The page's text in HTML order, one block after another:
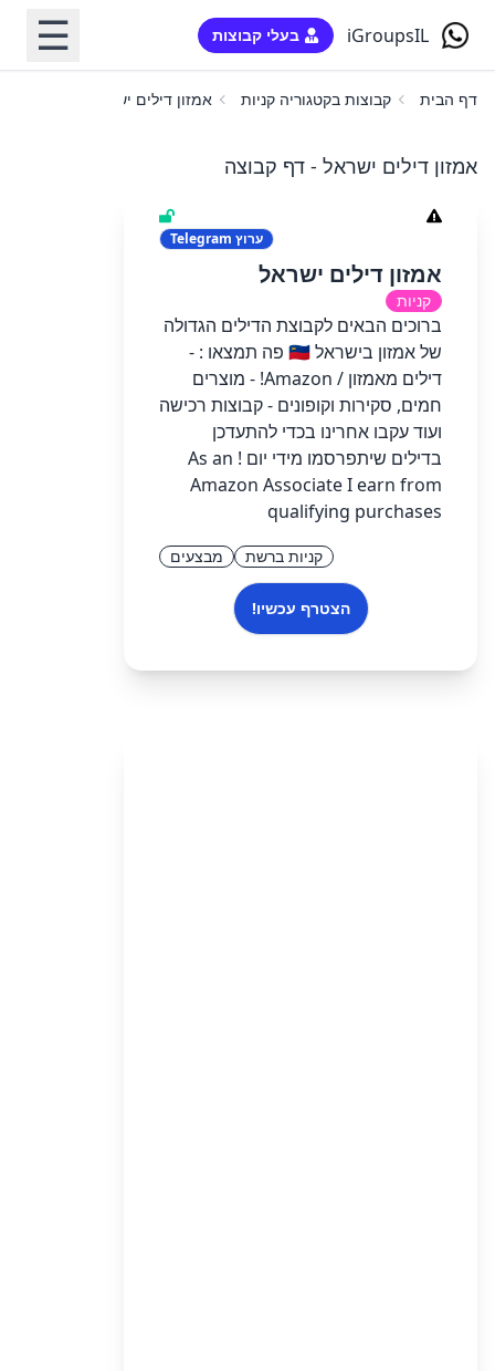
iGroupsIL בעלי קבוצות ☰
דף הבית קבוצות בקטגוריה קניות אמזון דילים ישראל
אמזון דילים ישראל - דף קבוצה
ערוץ
אמזון דילים ישראל
קניות
ברוכים הבאים לקבוצת הדילים הגדולה
של אמזון בישראל 🇮🇱 פה תמצאו : -
דילים מאמזון / Amazon! - מוצרים
חמים, סקירות וקופונים - קבוצות רכישה
ועוד עקבו אחרינו בכדי להתעדכן
בדילים שיתפרסמו מידי יום ! As an
Amazon Associate I earn from
qualifying purchases
קניות ברשת מבצעים
הצטרף עכשיו!